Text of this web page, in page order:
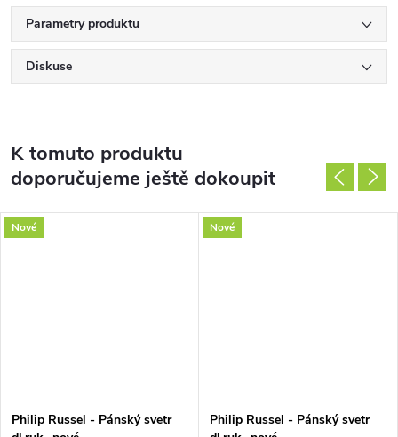
Parametry produktu
Diskuse
K tomuto produktu
doporučujeme ještě dokoupit
Nové
Philip Russel - Pánský svetr
Nové
Philip Russel - Pánský svetr